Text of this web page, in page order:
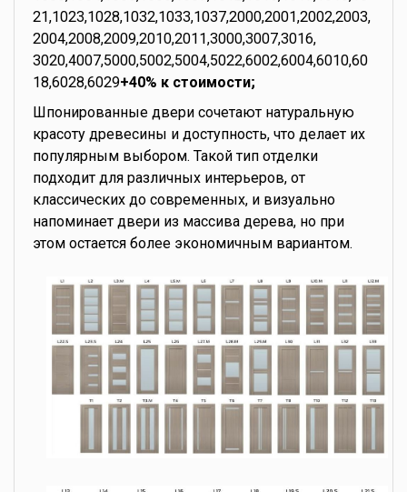
21,1023,1028,1032,1033,1037,2000,2001,2002,2003,
2004,2008,2009,2010,2011,3000,3007,3016,
3020,4007,5000,5002,5004,5022,6002,6004,6010,60
18,6028,6029+40% к стоимости;
Шпонированные двери сочетают натуральную
красоту древесины и доступность, что делает их
популярным выбором. Такой тип отделки
подходит для различных интерьеров, от
классических до современных, и визуально
напоминает двери из массива дерева, но при
этом остается более экономичным вариантом.